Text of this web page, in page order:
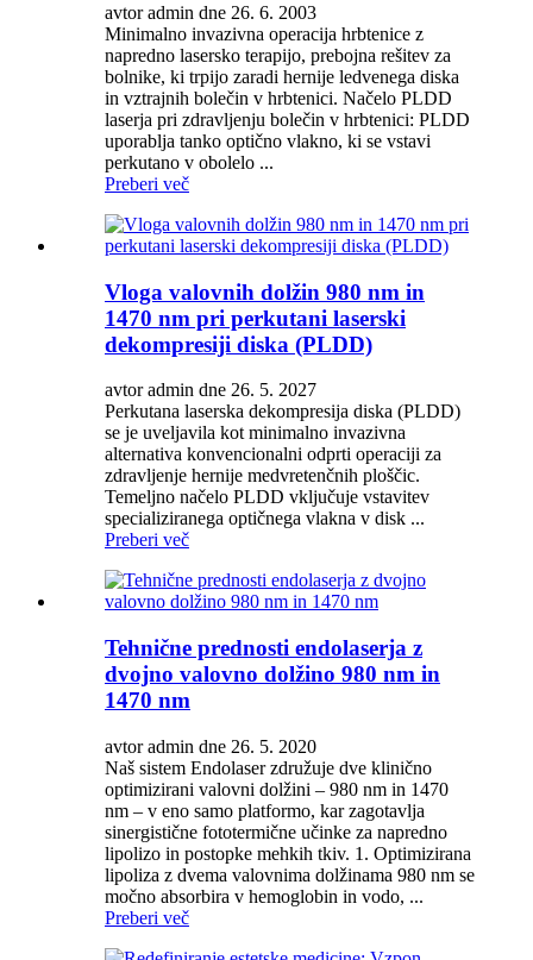
avtor admin dne 26. 6. 2003
Minimalno invazivna operacija hrbtenice z
napredno lasersko terapijo, prebojna rešitev za
bolnike, ki trpijo zaradi hernije ledvenega diska
in vztrajnih bolečin v hrbtenici. Načelo PLDD
laserja pri zdravljenju bolečin v hrbtenici: PLDD
uporablja tanko optično vlakno, ki se vstavi
perkutano v obolelo ...
Preberi več
Vloga valovnih dolžin 980 nm in
1470 nm pri perkutani laserski
dekompresiji diska (PLDD)
avtor admin dne 26. 5. 2027
Perkutana laserska dekompresija diska (PLDD)
se je uveljavila kot minimalno invazivna
alternativa konvencionalni odprti operaciji za
zdravljenje hernije medvretenčnih ploščic.
Temeljno načelo PLDD vključuje vstavitev
specializiranega optičnega vlakna v disk ...
Preberi več
Tehnične prednosti endolaserja z
dvojno valovno dolžino 980 nm in
1470 nm
avtor admin dne 26. 5. 2020
Naš sistem Endolaser združuje dve klinično
optimizirani valovni dolžini – 980 nm in 1470
nm – v eno samo platformo, kar zagotavlja
sinergistične fototermične učinke za napredno
lipolizo in postopke mehkih tkiv. 1. Optimizirana
lipoliza z dvema valovnima dolžinama 980 nm se
močno absorbira v hemoglobin in vodo, ...
Preberi več